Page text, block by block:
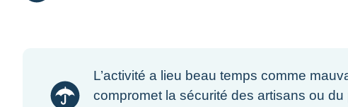
L’activité a lieu beau temps comme
compromet la sécurité des artisans ou